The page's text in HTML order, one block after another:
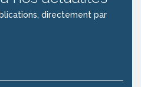
directement par